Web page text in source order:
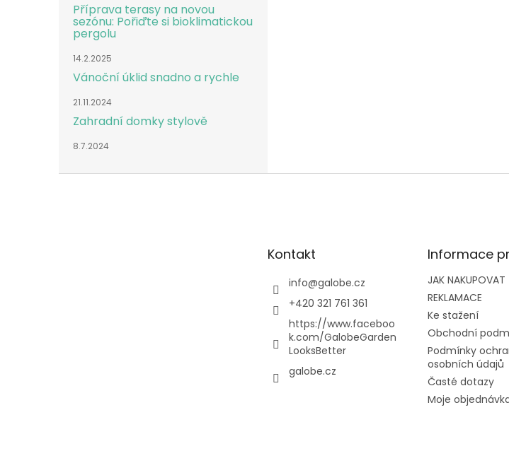
Příprava terasy na novou
sezónu: Pořiďte si bioklimatickou
pergolu
14.2.2025
Vánoční úklid snadno a rychle
21.11.2024
Zahradní domky stylově
8.7.2024
Kontakt
info@galobe.cz
+420 321 761 361
https://www.faceboo
k.com/GalobeGarden
LooksBetter
galobe.cz
Informace
JAK NAKUPOVAT
REKLAMACE
Ke stažení
Obchodní
Podmínky
osobních údajů
Časté dotazy
Moje